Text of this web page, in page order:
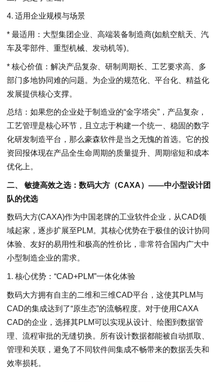
4. 适用企业规模与场景
* 最适用：大型集团企业、高端装备制造商(如航空航天、汽
车及零部件、重型机械、发动机等)。
* 核心价值：解决产品复杂、研制周期长、工艺要求高、多
部门多地协同难的问题。为企业的规范化、平台化、精益化
发展提供核心支撑。
总结：如果您的企业处于制造业的“金字塔尖”，产品复杂，
工艺管理是核心环节，且立志于构建一个统一、稳固的数字
化研发制造平台，那么豪森软件是当之无愧的首选。它的投
资回报体现在产品全生命周期的质量提升、周期缩短和成本
优化上。
二、 敏捷高效之选：数码大方（CAXA）——中小型设计团
队的优选
数码大方(CAXA)作为中国老牌的工业软件企业，从CAD领
域起家，逐步扩展至PLM。其核心优势在于极佳的设计协同
体验、友好的易用性和极高的性价比，非常符合国内广大中
小型制造企业的需求。
1. 核心优势：“CAD+PLM”一体化体验
数码大方拥有自主的二维和三维CAD平台，这使其PLM与
CAD的集成达到了“原生态”的流畅程度。对于使用CAXA
CAD的企业，选择其PLM可以实现从设计、绘图到数据管
理、流程审批的无缝切换。所有设计数据都能被自动抓取、
管理和关联，避免了不同软件间集成不畅带来的数据丢失和
效率损耗。